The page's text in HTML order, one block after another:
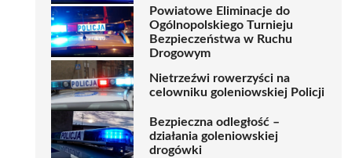
Powiatowe Eliminacje do
Ogólnopolskiego Turnieju
Bezpieczeństwa w Ruchu
Drogowym
Nietrzeźwi rowerzyści na
celowniku goleniowskiej Policji
Bezpieczna odległość –
działania goleniowskiej
drogówki